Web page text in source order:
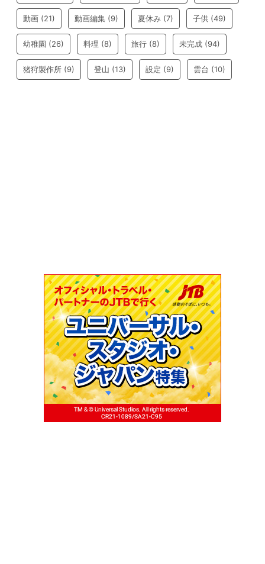
動画 (21) 動画編集 (9) 夏休み (7) 子供 (49)
幼稚園 (26) 料理 (8) 旅行 (8) 未完成 (94)
猪狩製作所 (9) 登山 (13) 設定 (9) 雲台 (10)